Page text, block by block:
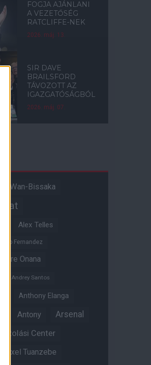
FOGJA AJÁNLANI
A VEZETŐSÉG
RATCLIFFE-NEK
2026. máj. 13.
SIR DAVE
BRAILSFORD
TÁVOZOTT AZ
IGAZGATÓSÁGBÓL
2026. máj. 07.
Wan-Bissaka
Alex Telles
Fernandez
Andre Onana
Andrey Santos
Anthony Elanga
Antony Arsenal
Center
Axel Tuanzebe